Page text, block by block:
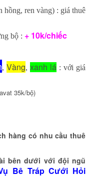
hồng, ren vàng) : giá thuê
bộ : + 10k/chiếc
,Vàng,xanh lá : với giá
35k/bộ)
hàng có nhu cầu thuê
bên dưới với đội ngũ
Bê Tráp Cưới Hỏi